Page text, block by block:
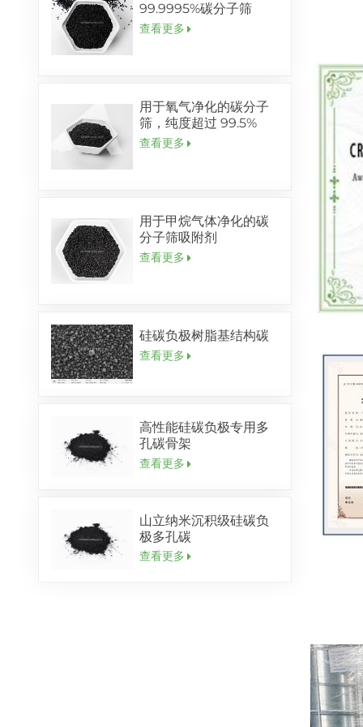
99.9995%碳分子筛
查看更多
用于氧气净化的碳分子
筛，纯度超过 99.5%
查看更多
用于甲烷气体净化的碳
分子筛吸附剂
查看更多
硅碳负极树脂基结构碳
查看更多
高性能硅碳负极专用多
孔碳骨架
查看更多
山立纳米沉积级硅碳负
极多孔碳
查看更多